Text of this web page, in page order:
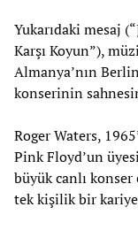
Yukarıdaki mesaj
Karşı Koyun”),
Almanya’nın
konserinin
Roger Waters,
Pink Floyd’un
büyük canlı
tek kişilik bir